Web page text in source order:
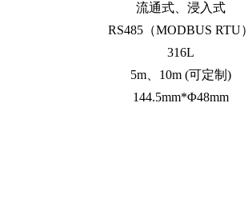
流通式、浸入式
RS485（MODBUS RTU
316L
5m、 10m (可定制)
144.5mm*Φ48mm